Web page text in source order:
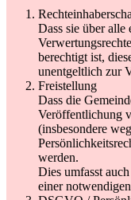
Dass sie über
berechtigt ist,
unentgeltlich zur
Freistellung
Dass die
Veröffentlichung
(insbesondere
werden.
Dies umfasst
einer